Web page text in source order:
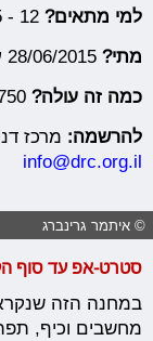
למי מתאים?12 - 15
מתי?28/06/2015 עד 9/07/2015, ימים א'–ה' 08:30–13:30
כמה זה עולה?₪
להרשמה: מרכז
info@drc.org.il
© איתמר גרינברג
סטרט-אפ עד סוף
במחנה הזה
מחשבים וכיף,